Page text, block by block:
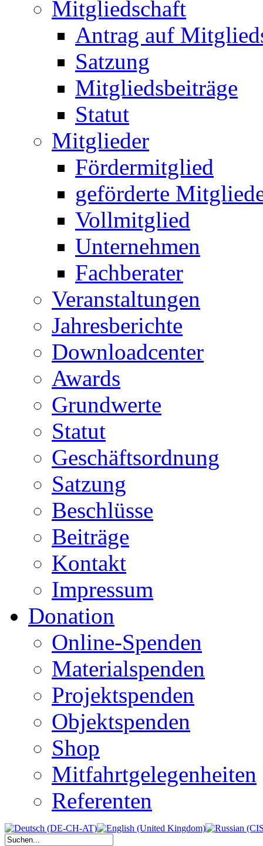
Mitgliedschaft
Antrag auf
Satzung
Mitgliedsbeiträge
Statut
Mitglieder
Fördermitglied
geförderte
Vollmitglied
Unternehmen
Fachberater
Veranstaltungen
Jahresberichte
Downloadcenter
Awards
Grundwerte
Statut
Geschäftsordnung
Satzung
Beschlüsse
Beiträge
Kontakt
Impressum
Donation
Online-Spenden
Materialspenden
Projektspenden
Objektspenden
Shop
Mitfahrtgelegenheiten
Referenten